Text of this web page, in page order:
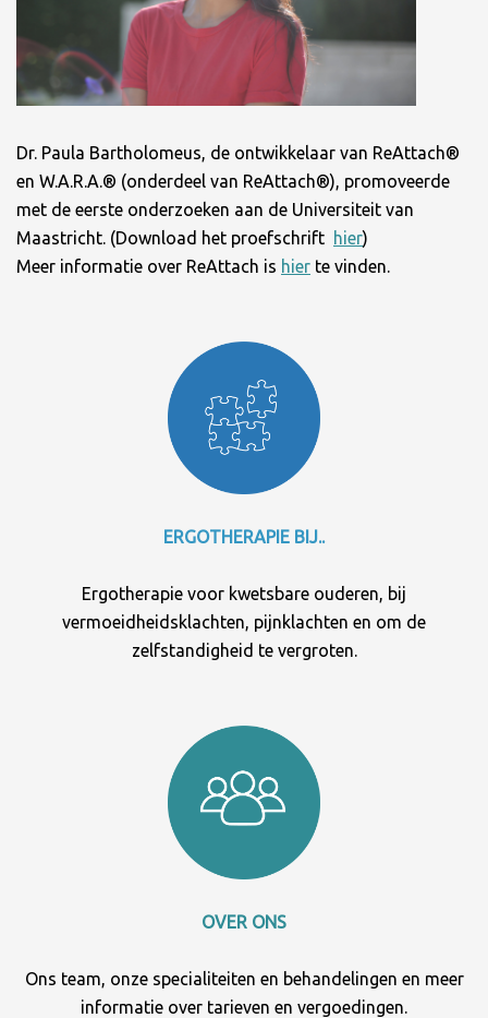
Dr. Paula Bartholomeus, de ontwikkelaar van ReAttach®
en W.A.R.A.® (onderdeel van ReAttach®), promoveerde
met de eerste onderzoeken aan de Universiteit van
Maastricht. (Download het proefschrift hier)
Meer informatie over ReAttach is hier te vinden.
ERGOTHERAPIE BIJ..
Ergotherapie voor kwetsbare ouderen, bij
vermoeidheidsklachten, pijnklachten en om de
zelfstandigheid te vergroten.
OVER ONS
Ons team, onze specialiteiten en behandelingen en meer
informatie over tarieven en vergoedingen.